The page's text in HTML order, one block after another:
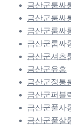
금산군룸싸
금산군룸싸
금산군룸싸
금산군룸싸
금산군셔츠
금산군유흥
금산군정통
금산군퍼블
금산군풀사
금산군풀살